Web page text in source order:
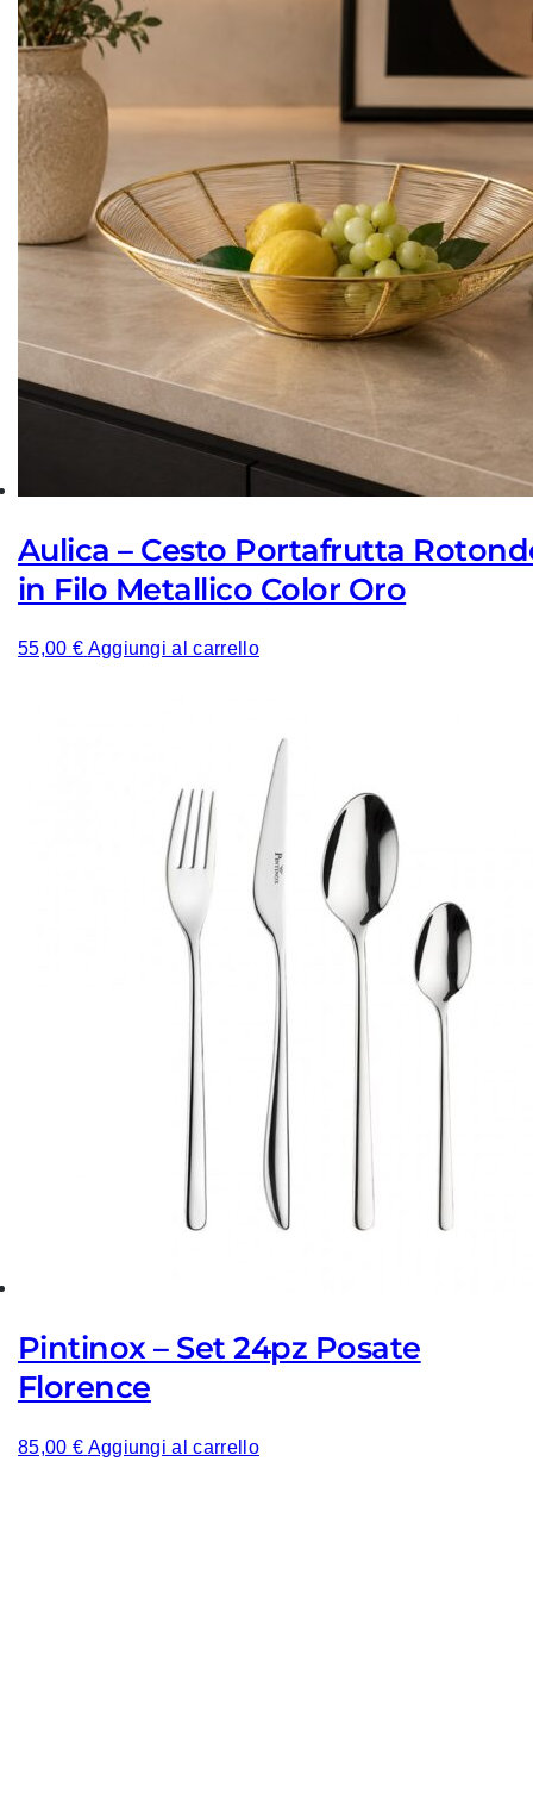
Aulica – Cesto Portafrutta
in Filo Metallico Color Oro
55,00 € Aggiungi al carrello
Pintinox – Set 24pz Posate
Florence
85,00 € Aggiungi al carrello